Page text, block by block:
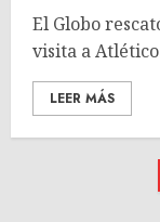
El Globo
visita a Atlético
LEER MÁS